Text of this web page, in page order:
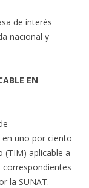
de interés
nacional y
EN
en uno por ciento
(TIM) aplicable a
la SUNAT.